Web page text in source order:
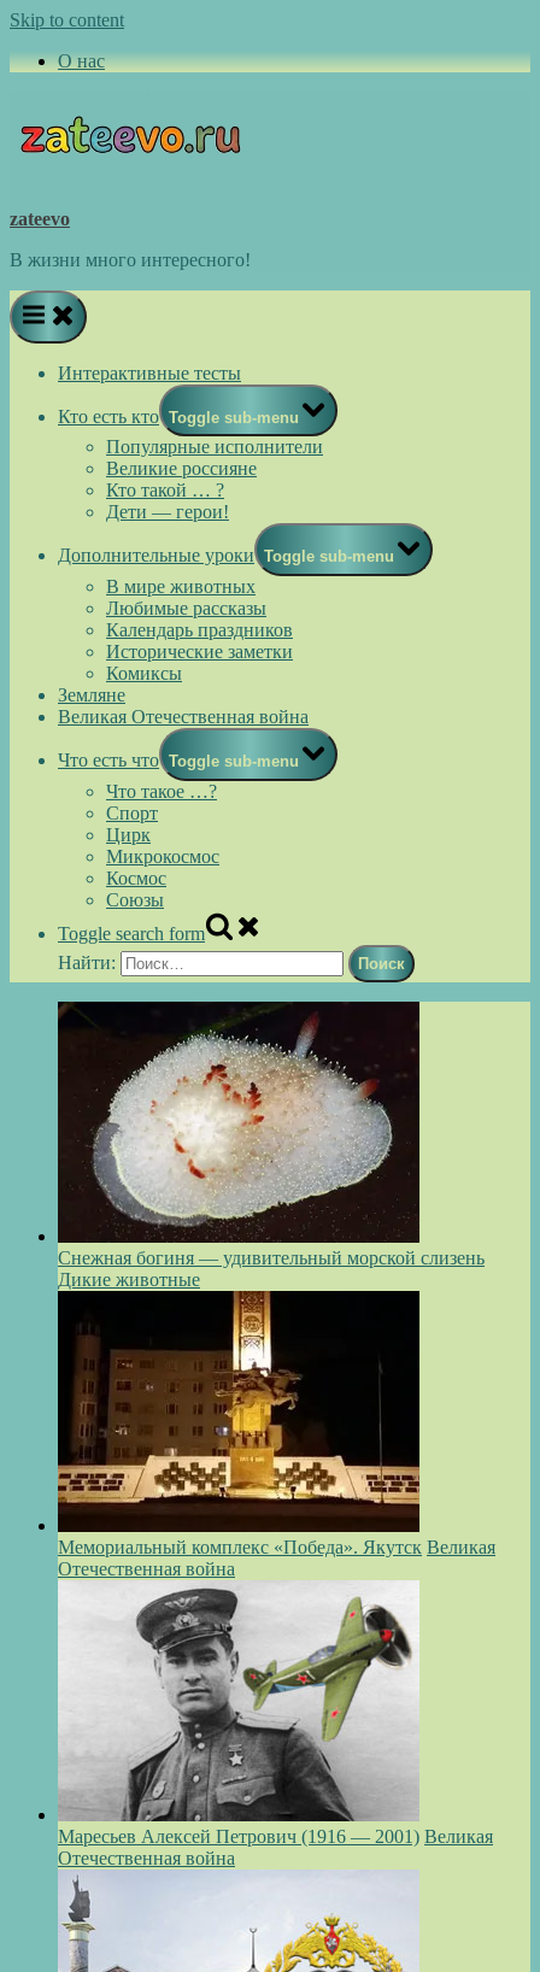
Skip to content
О нас
zateevo
В жизни много интересного!
Интерактивные тесты
Кто есть кто Toggle sub-menu
Популярные исполнители
Великие россияне
Кто такой … ?
Дети — герои!
Дополнительные уроки Toggle sub-menu
В мире животных
Любимые рассказы
Календарь праздников
Исторические заметки
Комиксы
Земляне
Великая Отечественная война
Что есть что Toggle sub-menu
Что такое …?
Спорт
Цирк
Микрокосмос
Космос
Союзы
Toggle search form
Найти:
Снежная богиня — удивительный морской слизень
Дикие животные
Мемориальный комплекс «Победа». Якутск Великая
Отечественная война
Маресьев Алексей Петрович (1916 — 2001) Великая
Отечественная война